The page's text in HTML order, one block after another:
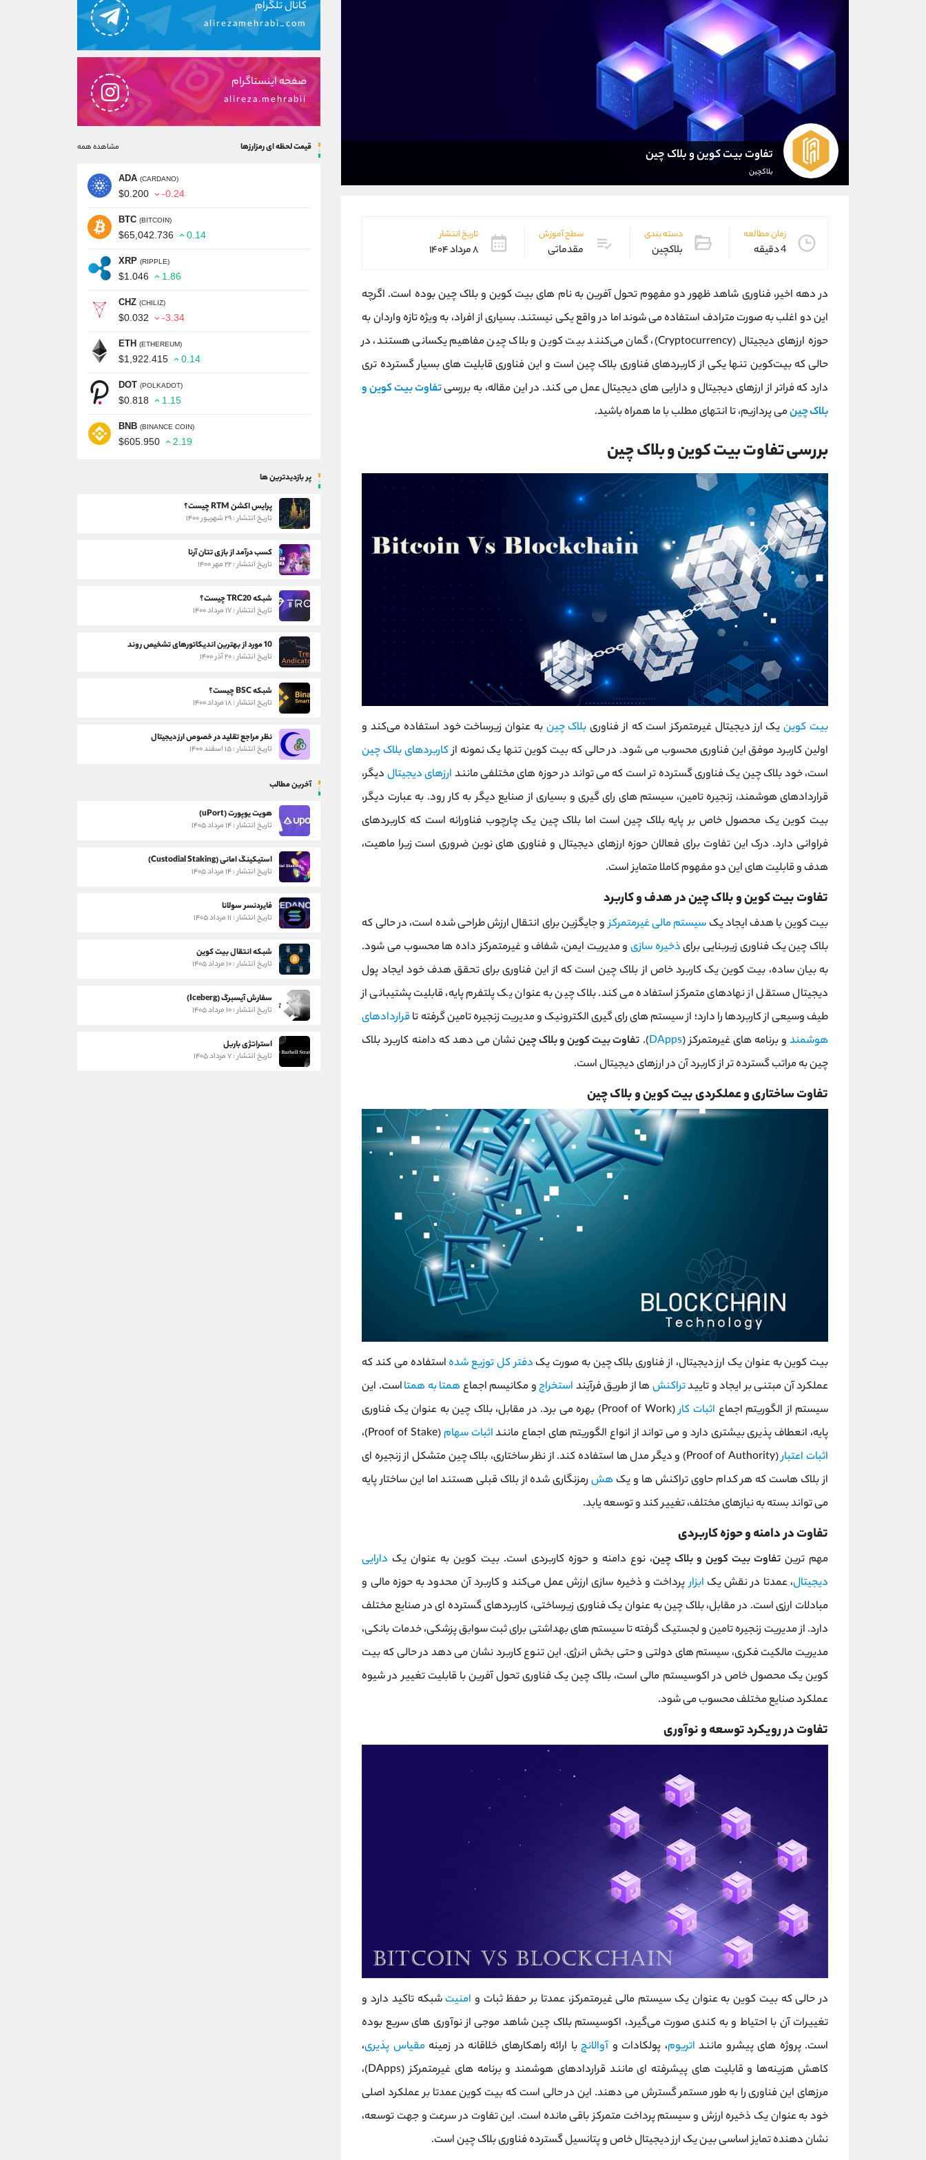
تفاوت بیت ‌کوین و بلاک ‌چین
بلاکچین
زمان مطالعه
4 دقیقه
دسته بندی
بلاکچین
سطح آموزش
مقدماتی
تاریخ انتشار
۸ مرداد ۱۴۰۴
در دهه اخیر، فناوری شاهد ظهور دو مفهوم تحول ‌آفرین به نام ‌های بیت‌ کوین و بلاک ‌چین بوده است. اگرچه
این دو اغلب به ‌صورت مترادف استفاده می ‌شوند اما در واقع یکی نیستند. بسیاری از افراد، به‌ ویژه تازه ‌واردان به
حوزه ارزهای دیجیتال (Cryptocurrency)، گمان می‌کنند بیت ‌کوین و بلاک ‌چین مفاهیم یکسانی هستند، در
حالی که بیت‌کوین تنها یکی از کاربردهای فناوری بلاک ‌چین است و این فناوری قابلیت ‌های بسیار گسترده ‌تری
دارد که فراتر از ارزهای دیجیتال و دارایی ‌های دیجیتال عمل می کند. در این مقاله، به بررسیتفاوت بیت کوین و
بلاک چینمی پردازیم، تا انتهای مطلب با ما همراه باشید.
بررسی تفاوت بیت ‌کوین و بلاک ‌چین
بیت ‌کوینیک ارز دیجیتال غیرمتمرکز است که از فناوری بلاک ‌چین به‌ عنوان زیرساخت خود استفاده می‌کند و
اولین کاربرد موفق این فناوری محسوب می ‌شود. در حالی که بیت‌ کوین تنها یک نمونه ازکاربردهای بلاک‌ چین
است، خود بلاک ‌چین یک فناوری گسترده ‌تر است که می ‌تواند در حوزه ‌های مختلفی مانند ارزهای دیجیتال دیگر،
قراردادهای هوشمند، زنجیره تامین، سیستم‌ های رای ‌گیری و بسیاری از صنایع دیگر به کار رود. به عبارت دیگر،
بیت ‌کوین یک محصول خاص بر پایه بلاک‌ چین است اما بلاک ‌چین یک چارچوب فناورانه است که کاربردهای
فراوانی دارد. درک این تفاوت برای فعالان حوزه ارزهای دیجیتال و فناوری‌ های نوین ضروری است زیرا ماهیت،
هدف و قابلیت ‌های این دو مفهوم کاملا متمایز است.
تفاوت بیت ‌کوین و بلاک ‌چین در هدف و کاربرد
بیت‌ کوین با هدف ایجاد یک سیستم مالی غیرمتمرکزو جایگزین برای انتقال ارزش طراحی شده است، در حالی که
بلاک‌ چین یک فناوری زیربنایی برایذخیره ‌سازیو مدیریت ایمن، شفاف و غیرمتمرکز داده‌ ها محسوب می‌ شود.
به بیان ساده، بیت‌ کوین یک کاربرد خاص از بلاک‌ چین است که از این فناوری برای تحقق هدف خود ایجاد پول
دیجیتال مستقل از نهادهای متمرکز استفاده می ‌کند. بلاک ‌چین به ‌عنوان یک پلتفرم پایه، قابلیت پشتیبانی از
طیف وسیعی از کاربردها را دارد؛ از سیستم ‌های رای ‌گیری الکترونیک و مدیریت زنجیره تامین گرفته تاقراردادهای
هوشمندو برنامه ‌های غیرمتمرکز (DApps
). تفاوت بیت کوین و بلاک چیننشان می ‌دهد که دامنه کاربرد بلاک‌
چین به مراتب گسترده‌ تر از کاربرد آن در ارزهای دیجیتال است.
تفاوت ساختاری و عملکردی بیت‌ کوین و بلاک ‌چین
بیت‌ کوین به ‌عنوان یک ارز دیجیتال، از فناوری بلاک ‌چین به ‌صورت یک دفتر کل توزیع ‌شدهاستفاده می کند که
عملکرد آن مبتنی بر ایجاد و تاییدتراکنش‌ها از طریق فرآیند استخراجو مکانیسم اجماعهمتا به‌ همتااست. این
سیستم از الگوریتم اجماع اثبات کار
(Proof of Work) بهره می ‌برد. در مقابل، بلاک ‌چین به ‌عنوان یک فناوری
پایه، انعطاف ‌پذیری بیشتری دارد و می‌ تواند از انواع الگوریتم‌ های اجماع ماننداثبات سهام (Proof of Stake)،
اثبات اعتبار
(Proof of Authority) و دیگر مدل‌ ها استفاده کند. از نظر ساختاری، بلاک ‌چین متشکل از زنجیره ‌ای
از بلاک ‌هاست که هر کدام حاوی تراکنش‌ ها و یک هشرمزنگاری ‌شده از بلاک قبلی هستند اما این ساختار پایه
می ‌تواند بسته به نیازهای مختلف، تغییر کند و توسعه یابد.
تفاوت در دامنه و حوزه کاربردی
مهم ترینتفاوت بیت ‌کوین و بلاک ‌چین، نوع دامنه و حوزه کاربردی است. بیت ‌کوین به ‌عنوان یک دارایی
دیجیتال، عمدتا در نقش یک ابزارپرداخت و ذخیره ‌سازی ارزش عمل می‌کند و کاربرد آن محدود به حوزه مالی و
مبادلات ارزی است. در مقابل، بلاک ‌چین به ‌عنوان یک فناوری زیرساختی، کاربردهای گسترده ‌ای در صنایع مختلف
دارد. از مدیریت زنجیره تامین و لجستیک گرفته تا سیستم‌ های بهداشتی برای ثبت سوابق پزشکی، خدمات بانکی،
مدیریت مالکیت فکری، سیستم ‌های دولتی و حتی بخش انرژی. این تنوع کاربرد نشان می ‌دهد در حالی که بیت‌
کوین یک محصول خاص در اکوسیستم مالی است، بلاک‌ چین یک فناوری تحول ‌آفرین با قابلیت تغییر در شیوه
عملکرد صنایع مختلف محسوب می ‌شود.
تفاوت در رویکرد توسعه و نوآوری
در حالی که بیت‌ کوین به ‌عنوان یک سیستم مالی غیرمتمرکز، عمدتا بر حفظ ثبات و امنیت شبکه تاکید دارد و
تغییرات آن با احتیاط و به ‌کندی صورت می‌گیرد، اکوسیستم بلاک ‌چین شاهد موجی از نوآوری‌ های سریع بوده
است. پروژه‌ های پیشرو مانند اتریوم، پولکادات وآوالانچبا ارائه راهکارهای خلاقانه در زمینهمقیاس ‌پذیری،
کاهش هزینه‌ها و قابلیت‌ های پیشرفته ‌ای مانند قراردادهای هوشمند و برنامه ‌های غیرمتمرکز (DApps)،
مرزهای این فناوری را به‌ طور مستمر گسترش می‌ دهند. این در حالی است که بیت‌ کوین عمدتا بر عملکرد اصلی
خود به ‌عنوان یک ذخیره ارزش و سیستم پرداخت متمرکز باقی مانده است. این تفاوت در سرعت و جهت توسعه،
نشان‌ دهنده تمایز اساسی بین یک ارز دیجیتال خاص و پتانسیل گسترده فناوری بلاک ‌چین است.
کانال تلگرام
alirezamehrabi_com
صفحه اینستاگرام
alireza.mehrabii
قیمت لحظه ای رمزارزها مشاهده همه
ADA (CARDANO)
$0.200 -0.24
BTC (BITCOIN)
$65,042.736 0.14
XRP (RIPPLE)
$1.046 1.86
CHZ (CHILIZ)
$0.032 -3.34
ETH (ETHEREUM)
$1,922.415 0.14
DOT (POLKADOT)
$0.818 1.15
BNB (BINANCE COIN)
$605.950 2.19
پر بازدیدترین ها
پرایس اکشن RTM چیست؟
تاریخ انتشار : ۲۹ شهریور ۱۴۰۰
کسب درآمد از بازی تتان آرنا
تاریخ انتشار : ۲۲ مهر ۱۴۰۰
شبکه TRC20 چیست؟
تاریخ انتشار : ۱۷ مرداد ۱۴۰۰
10 مورد از بهترین اندیکاتورهای تشخیص روند
تاریخ انتشار : ۲۰ آذر ۱۴۰۰
شبکه BSC چیست؟
تاریخ انتشار : ۱۸ مرداد ۱۴۰۰
نظر مراجع تقلید در خصوص ارز دیجیتال
تاریخ انتشار : ۱۵ اسفند ۱۴۰۰
آخرین مطالب
هویت یوپورت (uPort)
تاریخ انتشار : ۱۴ مرداد ۱۴۰۵
استیکینگ امانی (Custodial Staking)
تاریخ انتشار : ۱۴ مرداد ۱۴۰۵
فایردنسر سولانا
تاریخ انتشار : ۱۱ مرداد ۱۴۰۵
شبکه انتقال بیت کوین
تاریخ انتشار : ۱۰ مرداد ۱۴۰۵
سفارش آیسبرگ (Iceberg)
تاریخ انتشار : ۱۰ مرداد ۱۴۰۵
استراتژی باربل
تاریخ انتشار : ۷ مرداد ۱۴۰۵